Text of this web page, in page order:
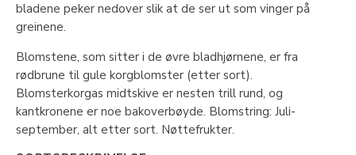
bladene peker nedover slik at de ser ut som vinger på
greinene.
Blomstene, som sitter i de øvre bladhjørnene, er fra
rødbrune til gule korgblomster (etter sort).
Blomsterkorgas midtskive er nesten trill rund, og
kantkronene er noe bakoverbøyde. Blomstring: Juli-
september, alt etter sort. Nøttefrukter.